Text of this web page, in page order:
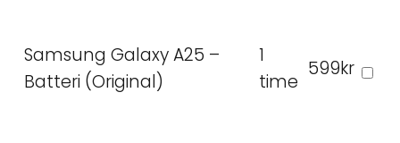
Samsung Galaxy A25 –
Batteri (Original)
1
time
599kr